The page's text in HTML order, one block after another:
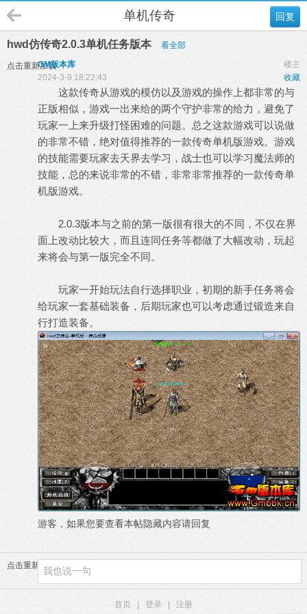
回复
单机传奇
hwd仿传奇2.0.3单机任务版本 看全部
点击重新加载 楼主
GM版本库
收藏
2024-3-9 18:22:43
这款传奇从游戏的模仿以及游戏的操作上都非常的与
正版相似，游戏一出来给的两个守护非常的给力，避免了
玩家一上来升级打怪困难的问题。总之这款游戏可以说做
的非常不错，绝对值得推荐的一款传奇单机版游戏。游戏
的技能需要玩家去天界去学习，战士也可以学习魔法师的
技能，总的来说非常的不错，非常非常推荐的一款传奇单
机版游戏。
2.0.3版本与之前的第一版很有很大的不同，不仅在界
面上改动比较大，而且连同任务等都做了大幅改动，玩起
来将会与第一版完全不同。
玩家一开始玩法自行选择职业，初期的新手任务将会
给玩家一套基础装备，后期玩家也可以考虑通过锻造来自
行打造装备。
游客，如果您要查看本帖隐藏内容请回复
点击重新加载
首页 | 登录 | 注册